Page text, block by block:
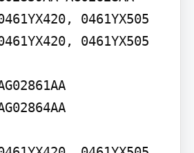
0461YX505
0461YX505